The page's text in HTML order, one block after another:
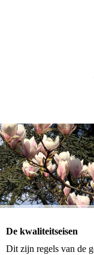
De kwaliteitseisen
Dit zijn regels van de